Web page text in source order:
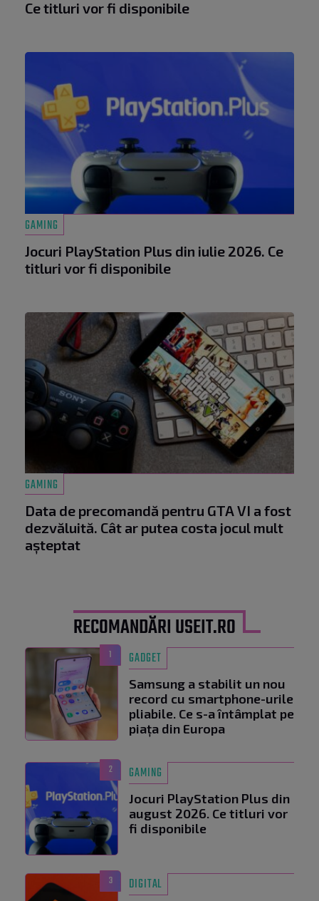
Ce titluri vor fi disponibile
GAMING
Jocuri PlayStation Plus din iulie 2026. Ce
titluri vor fi disponibile
GAMING
Data de precomandă pentru GTA VI a fost
dezvăluită. Cât ar putea costa jocul mult
așteptat
RECOMANDĂRI USEIT.RO
1 GADGET
Samsung a stabilit un nou
record cu smartphone-urile
pliabile. Ce s-a întâmplat pe
piața din Europa
2 GAMING
Jocuri PlayStation Plus din
august 2026. Ce titluri vor
fi disponibile
3 DIGITAL